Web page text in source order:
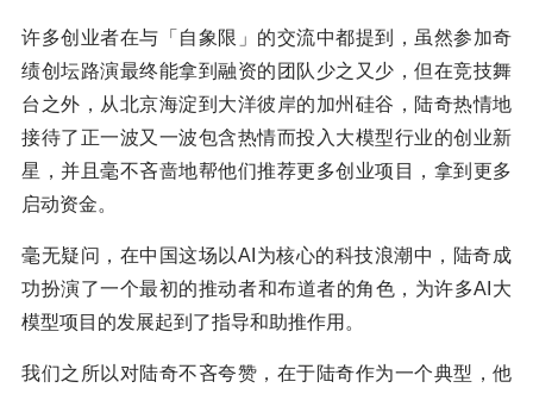
许多创业者在与「自象限」的交流中都提到，虽然参加奇
绩创坛路演最终能拿到融资的团队少之又少，但在竞技舞
台之外，从北京海淀到大洋彼岸的加州硅谷，陆奇热情地
接待了正一波又一波包含热情而投入大模型行业的创业新
星，并且毫不吝啬地帮他们推荐更多创业项目，拿到更多
启动资金。
毫无疑问，在中国这场以AI为核心的科技浪潮中，陆奇成
功扮演了一个最初的推动者和布道者的角色，为许多AI大
模型项目的发展起到了指导和助推作用。
我们之所以对陆奇不吝夸赞，在于陆奇作为一个典型，他